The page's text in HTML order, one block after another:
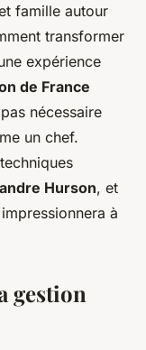
famille autour
transformer
expérience
de France
nécessaire
un chef.
Hurson, et
impressionnera à
gestion